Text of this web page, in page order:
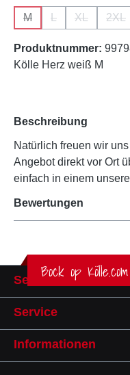
M
(Diese Option ist
L XL 2XL
Produktnummer:
Kölle Herz weiß M
Beschreibung
Natürlich freuen wir
Angebot direkt vor Ort
einfach in einem
Bewertungen
Bock op Kölle.com
Service-Hotline
Service
Informationen